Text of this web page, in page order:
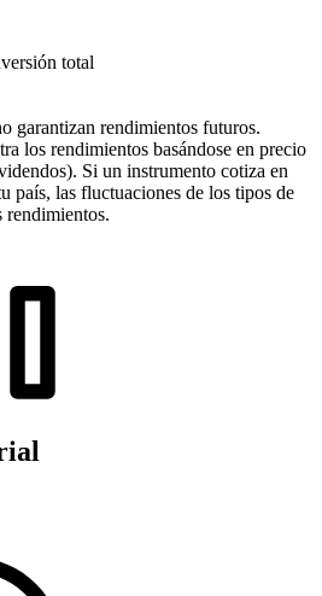
total
garantizan rendimientos futuros.
los rendimientos basándose en precio
Si un instrumento cotiza en
país, las fluctuaciones de los tipos de
rendimientos.